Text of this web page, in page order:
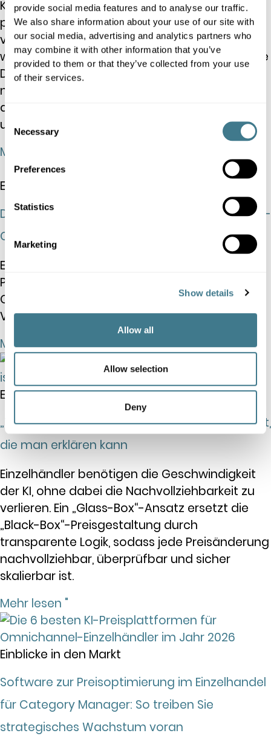
provide social media features and to analyse our traffic.
We also share information about your use of our site with
our social media, advertising and analytics partners who
may combine it with other information that you’ve
provided to them or that they’ve collected from your use
of their services.
Selection
Necessary
Preferences
Statistics
Marketing
Show details
Allow all
Allow selection
Deny
KI wird zwar immer kostengünstiger und
präsenter, doch der Wettbewerbsvorteil
verlagert sich anderswohin. Im Jahr 2026
werden Einzelhändler erfolgreich sein, wenn sie
Daten in schnellere, bessere und
nachvollziehbare Entscheidungen umsetzen,
die messbare Auswirkungen auf die Gewinn-
und Verlustrechnung haben.
Mehr lesen "
Einblicke in den Markt
Die Abwicklungsschicht: Wie x402 den Agentic-
Commerce-Stack vervollständigt
Erfahren Sie, warum die Zuverlässigkeit von
Preisdaten im Zeitalter des „Agentic
Commerce“ zunehmend zur Grundlage für
Vertrauen, Transparenz und Konversion wird.
Mehr lesen "
Einblicke in den Markt
„The Glass Box“: Warum die klügste Logik die ist,
die man erklären kann
Einzelhändler benötigen die Geschwindigkeit
der KI, ohne dabei die Nachvollziehbarkeit zu
verlieren. Ein „Glass-Box“-Ansatz ersetzt die
„Black-Box“-Preisgestaltung durch
transparente Logik, sodass jede Preisänderung
nachvollziehbar, überprüfbar und sicher
skalierbar ist.
Mehr lesen "
Einblicke in den Markt
Software zur Preisoptimierung im Einzelhandel
für Category Manager: So treiben Sie
strategisches Wachstum voran